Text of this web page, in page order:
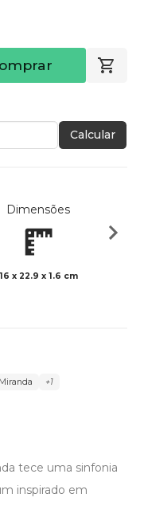
Calcular
Dimensões
16 x 22.9 x 1.6 cm
Miranda +1
tece uma sinfonia
inspirado em